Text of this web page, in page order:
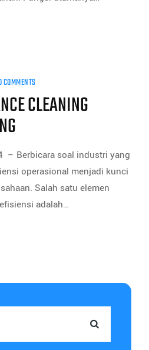
COMMENTS
CLEANING
– Berbicara soal industri yang
operasional menjadi kunci
Salah satu elemen
adalah…